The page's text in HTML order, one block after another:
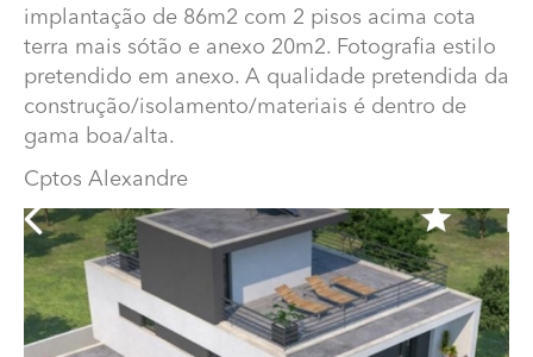
Qual o custo para construção de moradia T3/T4?
Custo por m2 para construção de moradia
contemporânea tipologia T3 ou T4, em terreno próprio
com mto pouca inclinação terras macias sem pedras ou
Rocha, em zona já urbanizada Odivelas (Lisboa) com
225 m2 tendo área de implantação de 86m2 com 2
implantação de 86m2 com 2 pisos acima cota
terra mais sótão e anexo 20m2. Fotografia estilo
pretendido em anexo. A qualidade pretendida da
construção/isolamento/materiais é dentro de
gama boa/alta.
Cptos Alexandre